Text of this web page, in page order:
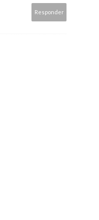
Responder